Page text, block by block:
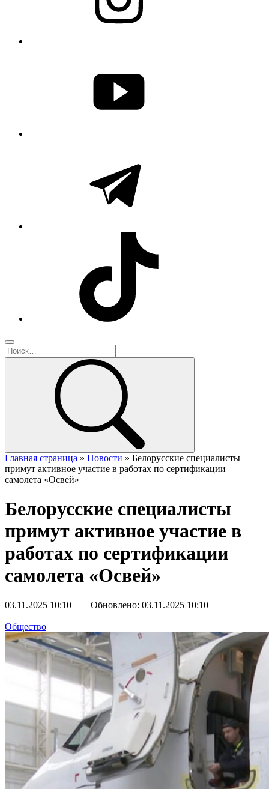
Главная страница » Новости » Белорусские специалисты
примут активное участие в работах по сертификации
самолета «Освей»
Белорусские специалисты
примут активное участие в
работах по сертификации
самолета «Освей»
03.11.2025 10:10 — Обновлено: 03.11.2025 10:10
—
Общество